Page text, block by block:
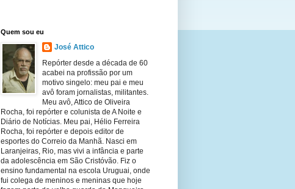
Quem sou eu
José Attico
Repórter desde a década de 60
acabei na profissão por um
motivo singelo: meu pai e meu
avô foram jornalistas, militantes.
Meu avô, Attico de Oliveira
Rocha, foi repórter e colunista de A Noite e
Diário de Notícias. Meu pai, Hélio Ferreira
Rocha, foi repórter e depois editor de
esportes do Correio da Manhã. Nasci em
Laranjeiras, Rio, mas vivi a infância e parte
da adolescência em São Cristóvão. Fiz o
ensino fundamental na escola Uruguai, onde
fui colega de meninos e meninas que hoje